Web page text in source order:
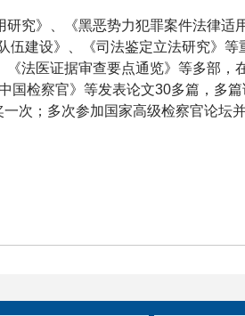
究》、《黑恶势力犯罪案件法律适
伍建设》、《司法鉴定立法研究》等
法医证据审查要点通览》等多部，
国检察官》等发表论文30多篇，多篇
次；多次参加国家高级检察官论坛